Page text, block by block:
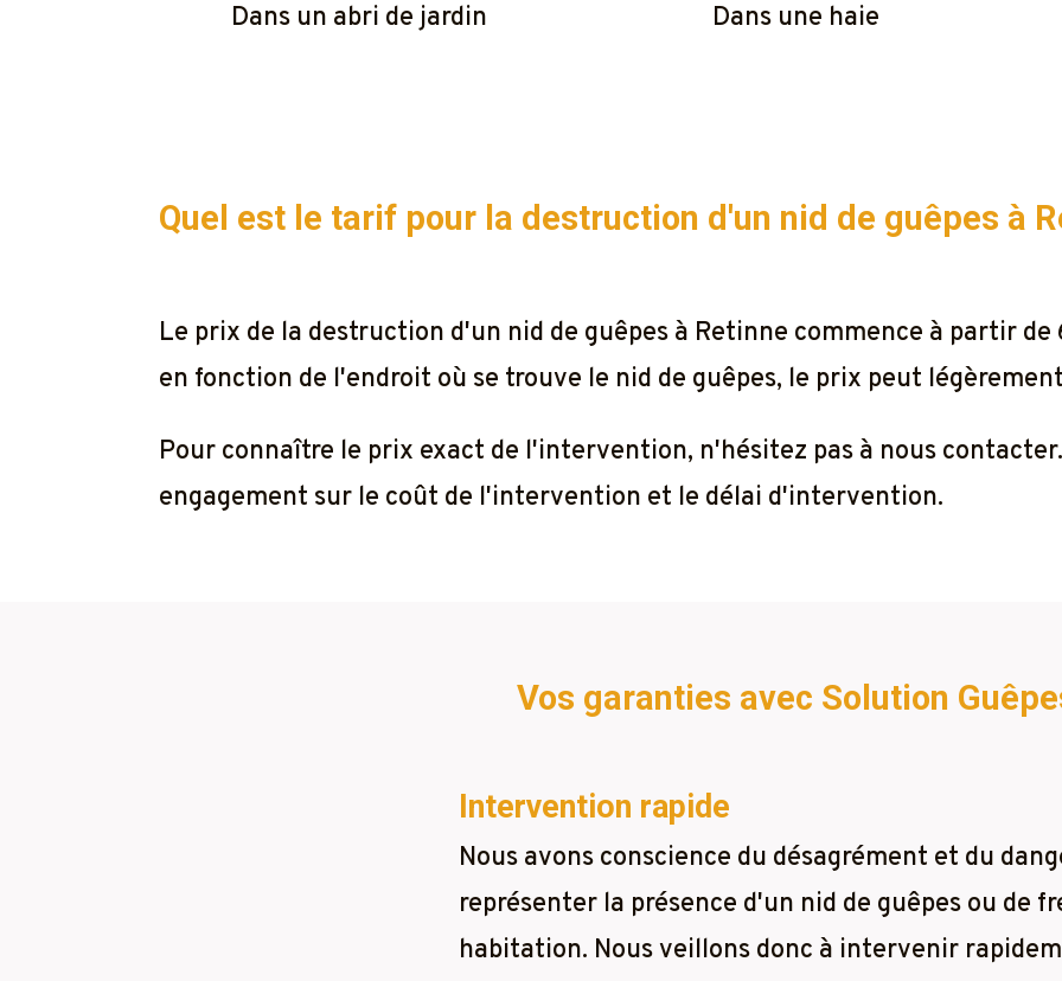
Dans un abri de jardin Dans une haie
Quel est le tarif pour la destruction d'un nid de guêpes à
Le prix de la destruction d'un nid de guêpes à Retinne commence à partir
en fonction de l'endroit où se trouve le nid de guêpes, le prix peut
Pour connaître le prix exact de l'intervention, n'hésitez pas à nous
engagement sur le coût de l'intervention et le délai d'intervention.
Vos garanties avec Solution
Intervention rapide
Nous avons conscience du désagrément et du
représenter la présence d'un nid de guêpes ou de
habitation. Nous veillons donc à intervenir